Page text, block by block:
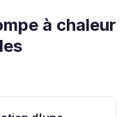
à chaleur